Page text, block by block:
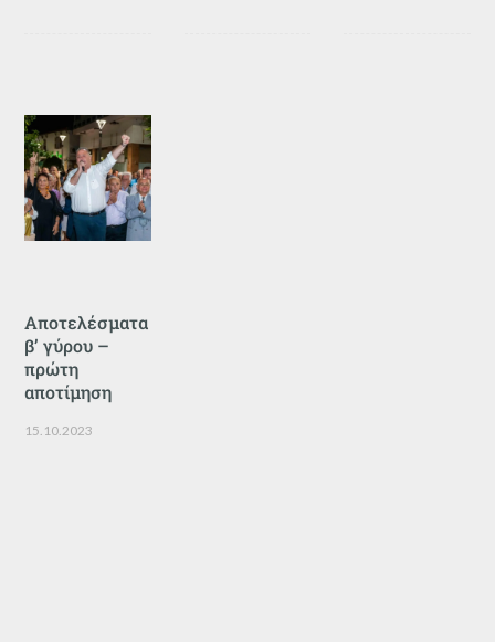
Αποτελέσματα
β’ γύρου –
πρώτη
αποτίμηση
15.10.2023